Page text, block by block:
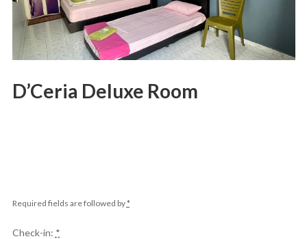
D’Ceria Deluxe Room
Required fields are followed by*
Check-in: *